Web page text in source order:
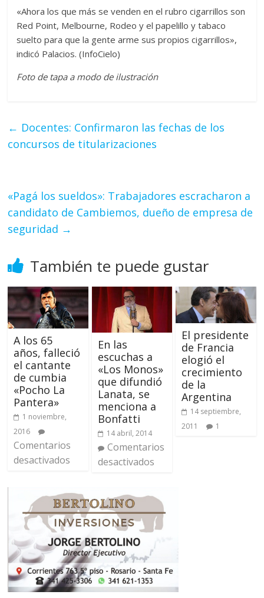
«Ahora los que más se venden en el rubro cigarrillos son
Red Point, Melbourne, Rodeo y el papelillo y tabaco
suelto para que la gente arme sus propios cigarrillos»,
indicó Palacios. (InfoCielo)
Foto de tapa a modo de ilustración
← Docentes: Confirmaron las fechas de los
concursos de titularizaciones
«Pagá los sueldos»: Trabajadores escracharon a
candidato de Cambiemos, dueño de empresa de
seguridad →
También te puede gustar
A los 65
años, falleció
el cantante
de cumbia
«Pocho La
Pantera»
1 noviembre,
2016
Comentarios
desactivados
En las
escuchas a
«Los Monos»
que difundió
Lanata, se
menciona a
Bonfatti
14 abril, 2014
Comentarios
desactivados
El presidente
de Francia
elogió el
crecimiento
de la
Argentina
14 septiembre,
2011
1